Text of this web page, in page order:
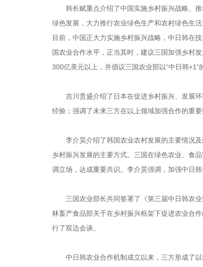
韩长赋重点介绍了中国实施乡村振兴战略、推
绿色发展，大力推行农业绿色生产和农村绿色生
目前，中国正大力实施乡村振兴战略，中日韩在
国农业合作水平，正当其时，建议三国加强乡村
300亿美元以上，并倡议三国农业部以“中日韩+1”
吉川贵盛介绍了日本在促进乡村振兴、发展环
经验；强调了未来三方在以上领域加强合作的重
李介昊介绍了韩国农业农村发展的主要情况及
乡村振兴发展的主要方式。三国在绿色农业、食
调立场，达成重要共识。李介昊强调，加强中日
三国农业部长共同签署了《第三届中日韩农业
林畜产食品部关于在乡村振兴框架下促进农业合
行了双边会谈。
中日韩农业合作机制成立以来，三方形成了以